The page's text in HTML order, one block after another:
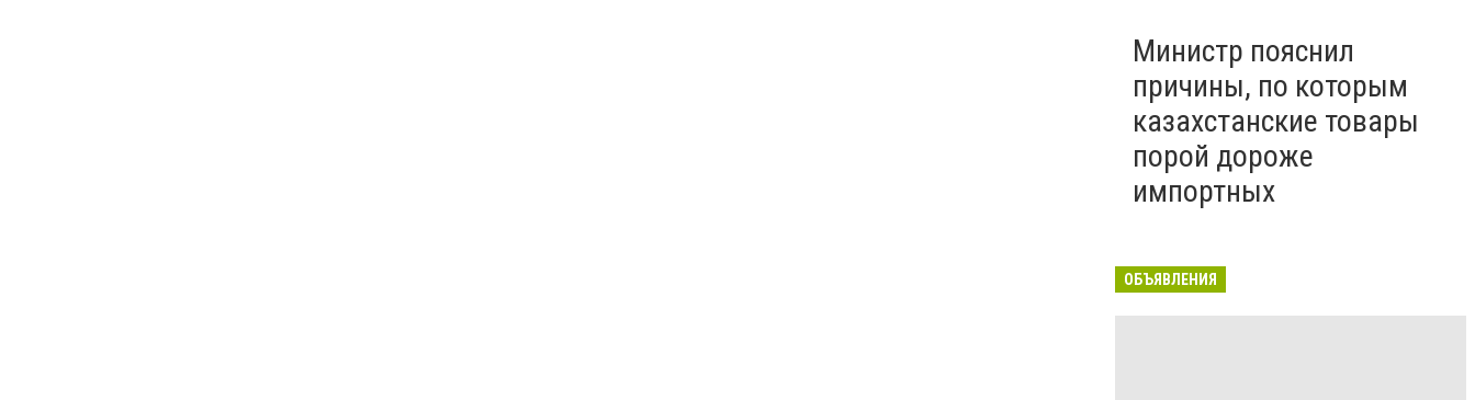
Министр пояснил
причины, по которым
казахстанские товары
порой дороже
импортных
ОБЪЯВЛЕНИЯ